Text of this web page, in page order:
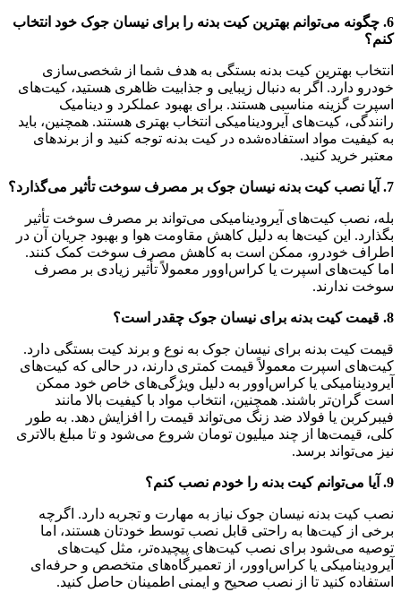
6. چگونه می‌توانم بهترین کیت بدنه را برای نیسان جوک خود انتخاب
کنم؟
انتخاب بهترین کیت بدنه بستگی به هدف شما از شخصی‌سازی
خودرو دارد. اگر به دنبال زیبایی و جذابیت ظاهری هستید، کیت‌های
اسپرت گزینه مناسبی هستند. برای بهبود عملکرد و دینامیک
رانندگی، کیت‌های آیرودینامیکی انتخاب بهتری هستند. همچنین، باید
به کیفیت مواد استفاده‌شده در کیت بدنه توجه کنید و از برندهای
معتبر خرید کنید.
7. آیا نصب کیت بدنه نیسان جوک بر مصرف سوخت تأثیر می‌گذارد؟
بله، نصب کیت‌های آیرودینامیکی می‌تواند بر مصرف سوخت تأثیر
بگذارد. این کیت‌ها به دلیل کاهش مقاومت هوا و بهبود جریان آن در
اطراف خودرو، ممکن است به کاهش مصرف سوخت کمک کنند.
اما کیت‌های اسپرت یا کراس‌اوور معمولاً تأثیر زیادی بر مصرف
سوخت ندارند.
8. قیمت کیت بدنه برای نیسان جوک چقدر است؟
قیمت کیت بدنه برای نیسان جوک به نوع و برند کیت بستگی دارد.
کیت‌های اسپرت معمولاً قیمت کمتری دارند، در حالی که کیت‌های
آیرودینامیکی یا کراس‌اوور به دلیل ویژگی‌های خاص خود ممکن
است گران‌تر باشند. همچنین، انتخاب مواد با کیفیت بالا مانند
فیبرکربن یا فولاد ضد زنگ می‌تواند قیمت را افزایش دهد. به طور
کلی، قیمت‌ها از چند میلیون تومان شروع می‌شود و تا مبلغ بالاتری
نیز می‌تواند برسد.
9. آیا می‌توانم کیت بدنه را خودم نصب کنم؟
نصب کیت بدنه نیسان جوک نیاز به مهارت و تجربه دارد. اگرچه
برخی از کیت‌ها به راحتی قابل نصب توسط خودتان هستند، اما
توصیه می‌شود برای نصب کیت‌های پیچیده‌تر، مثل کیت‌های
آیرودینامیکی یا کراس‌اوور، از تعمیرگاه‌های متخصص و حرفه‌ای
استفاده کنید تا از نصب صحیح و ایمنی اطمینان حاصل کنید.